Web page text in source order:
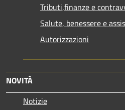
Tributi,finanze e
Salute, benessere e
Autorizzazioni
NOVITÀ
Notizie